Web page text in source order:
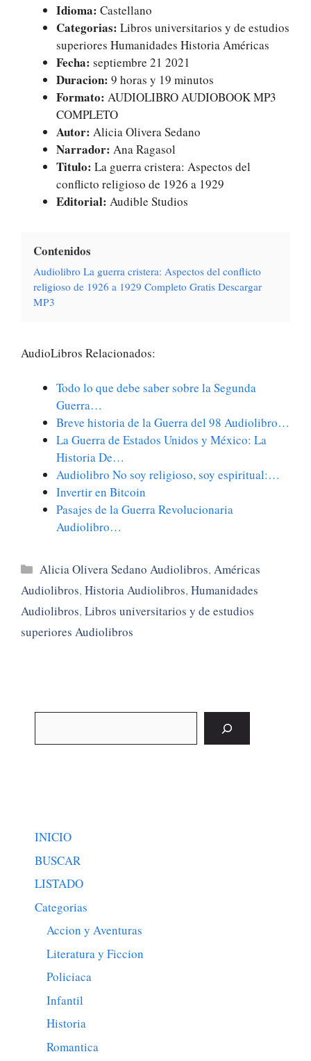
Idioma: Castellano
Categorias: Libros universitarios y de estudios
superiores Humanidades Historia Américas
Fecha: septiembre 21 2021
Duracion: 9 horas y 19 minutos
Formato: AUDIOLIBRO AUDIOBOOK MP3
COMPLETO
Autor: Alicia Olivera Sedano
Narrador: Ana Ragasol
Titulo: La guerra cristera: Aspectos del
conflicto religioso de 1926 a 1929
Editorial: Audible Studios
Contenidos
Audiolibro La guerra cristera: Aspectos del conflicto
religioso de 1926 a 1929 Completo Gratis Descargar
MP3
AudioLibros Relacionados:
Todo lo que debe saber sobre la Segunda
Guerra…
Breve historia de la Guerra del 98 Audiolibro…
La Guerra de Estados Unidos y México: La
Historia De…
Audiolibro No soy religioso, soy espiritual:…
Invertir en Bitcoin
Pasajes de la Guerra Revolucionaria
Audiolibro…
Categorías
Alicia Olivera Sedano Audiolibros,Américas
Audiolibros,Historia Audiolibros,Humanidades
Audiolibros,Libros universitarios y de estudios
superiores Audiolibros
INICIO
BUSCAR
LISTADO
Categorias
Accion y Aventuras
Literatura y Ficcion
Policiaca
Infantil
Historia
Romantica